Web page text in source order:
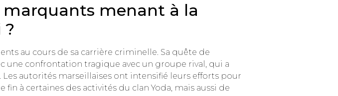
menant à la
au cours de sa carrière criminelle. Sa quête de
confrontation tragique avec un groupe rival, qui a
autorités marseillaises ont intensifié leurs efforts pour
à certaines des activités du clan Yoda, mais aussi de